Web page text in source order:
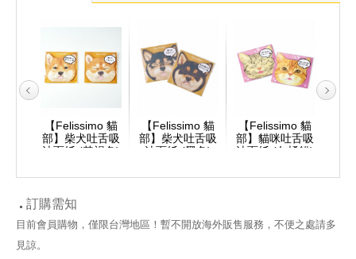
【Felissimo 貓
部】柴犬吐舌吸
油面紙 (黃褐色)
【Felissimo 貓
部】柴犬吐舌吸
油面紙 (黑色)
【Felissimo 貓
部】貓咪吐舌吸
油面紙 (灰橘貓)
訂購需知
目前會員購物，僅限台灣地區！暫不開放海外販售服務，不便之處請多
見諒。